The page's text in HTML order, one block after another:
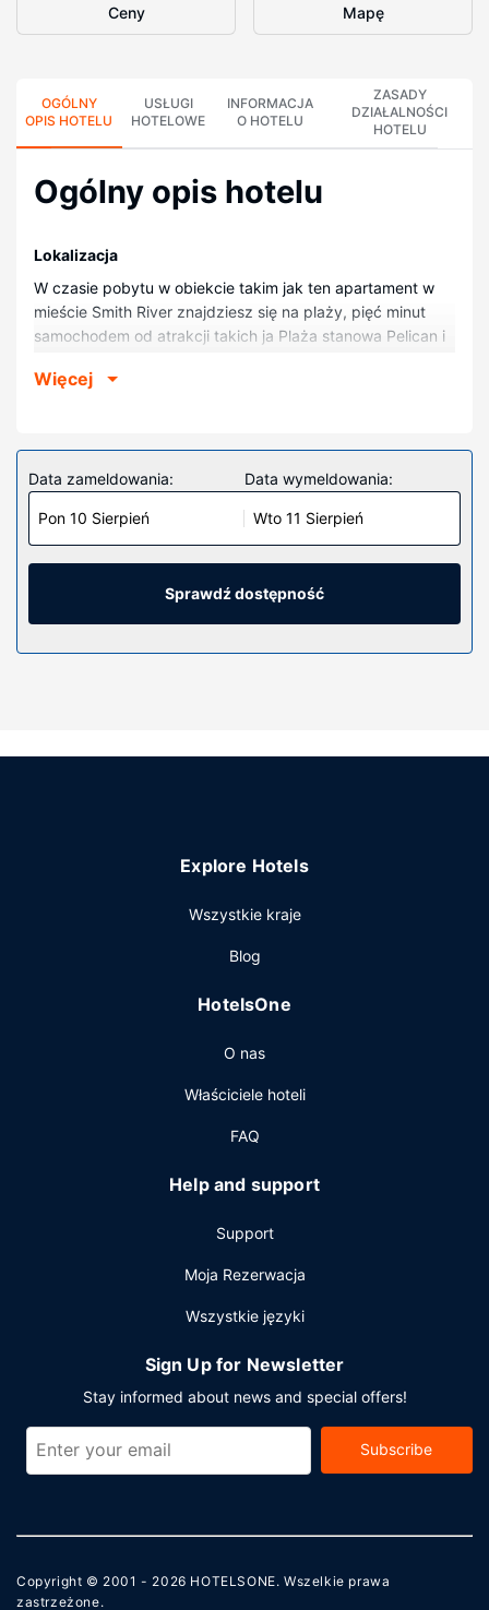
Ceny Mapę
OGÓLNY
OPIS HOTELU
USŁUGI
HOTELOWE
INFORMACJA
O HOTELU
ZASADY
DZIAŁALNOŚCI
HOTELU
Ogólny opis hotelu
Lokalizacja
W czasie pobytu w obiekcie takim jak ten apartament w
mieście Smith River znajdziesz się na plaży, pięć minut
samochodem od atrakcji takich ja Plaża stanowa Pelican i
atmosferą przyjazną rodzinom) znajduje się 25 km od
Jedediaha Smitha.
Pokoje
Apartament z klimatyzacją oddaje do dyspozycji gości
takie elementy wyposażenia jak odtwarzacz DVD, by
możliwie uprzyjemnić pobyt.
Udogodnienia w obiekcie
apartament oferuje również udogodnienia takie jak
Więcej
Data zameldowania:
Pon 10 Sierpień
Data wymeldowania:
Wto 11 Sierpień
Sprawdź dostępność
Explore Hotels
Wszystkie kraje
Blog
HotelsOne
O nas
Właściciele hoteli
FAQ
Help and support
Support
Moja Rezerwacja
Wszystkie języki
Sign Up for Newsletter
Stay informed about news and special offers!
Subscribe
Copyright © 2001 - 2026 HOTELSONE. Wszelkie prawa
zastrzeżone.